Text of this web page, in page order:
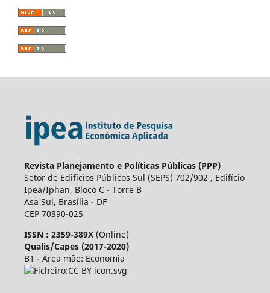
Revista Planejamento e Políticas Públicas (PPP)
Setor de Edifícios Públicos Sul (SEPS) 702/902 , Edifício
Ipea/Iphan, Bloco C - Torre B
Asa Sul, Brasília - DF
CEP 70390-025
ISSN : 2359-389X (Online)
Qualis/Capes (2017-2020)
B1 - Área mãe: Economia